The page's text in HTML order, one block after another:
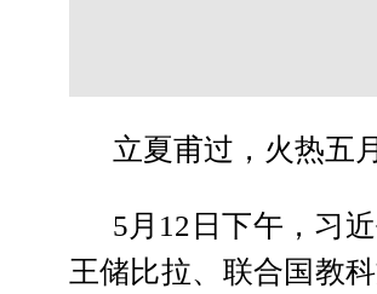
立夏甫过，火热五
5月12日下午，习
王储比拉、联合国教